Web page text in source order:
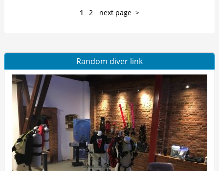
1 2 next page
Random diver link